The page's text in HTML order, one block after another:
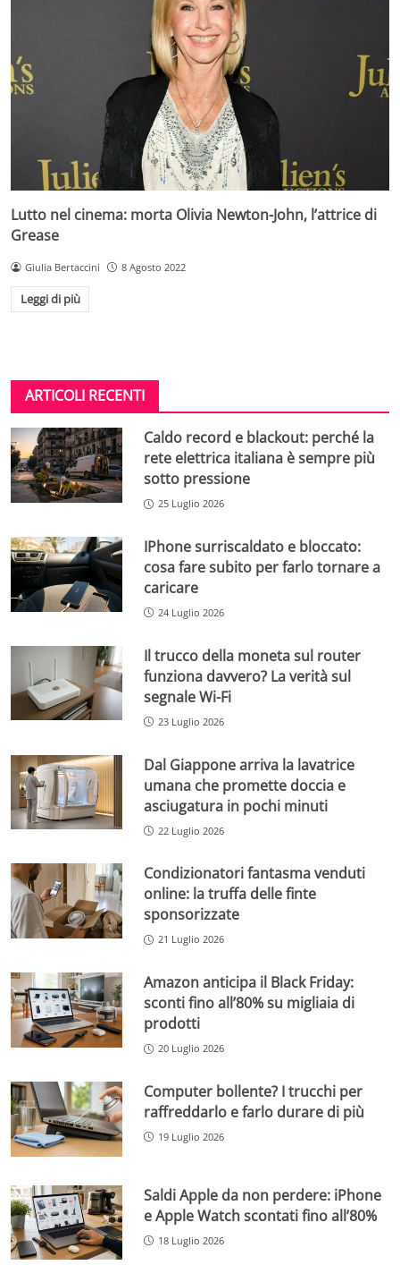
Lutto nel cinema: morta Olivia Newton-John, l’attrice di
Grease
Giulia Bertaccini 8 Agosto 2022
Leggi di più
ARTICOLI RECENTI
Caldo record e blackout: perché la
rete elettrica italiana è sempre più
sotto pressione
25 Luglio 2026
IPhone surriscaldato e bloccato:
cosa fare subito per farlo tornare a
caricare
24 Luglio 2026
Il trucco della moneta sul router
funziona davvero? La verità sul
segnale Wi-Fi
23 Luglio 2026
Dal Giappone arriva la lavatrice
umana che promette doccia e
asciugatura in pochi minuti
22 Luglio 2026
Condizionatori fantasma venduti
online: la truffa delle finte
sponsorizzate
21 Luglio 2026
Amazon anticipa il Black Friday:
sconti fino all’80% su migliaia di
prodotti
20 Luglio 2026
Computer bollente? I trucchi per
raffreddarlo e farlo durare di più
19 Luglio 2026
Saldi Apple da non perdere: iPhone
e Apple Watch scontati fino all’80%
18 Luglio 2026